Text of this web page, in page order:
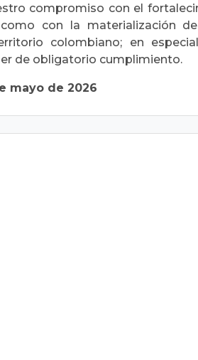
compromiso con el
con la materialización
colombiano; en
de obligatorio cumplimiento.
mayo de 2026